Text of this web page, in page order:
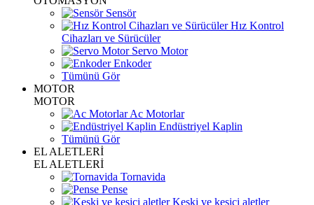
Sensör
Hız Kontrol
Cihazları ve Sürücüler
Servo Motor
Enkoder
Tümünü Gör
MOTOR
MOTOR
Ac Motorlar
Endüstriyel Kaplin
Tümünü Gör
EL ALETLERİ
EL ALETLERİ
Tornavida
Pense
Keski ve kesici aletler